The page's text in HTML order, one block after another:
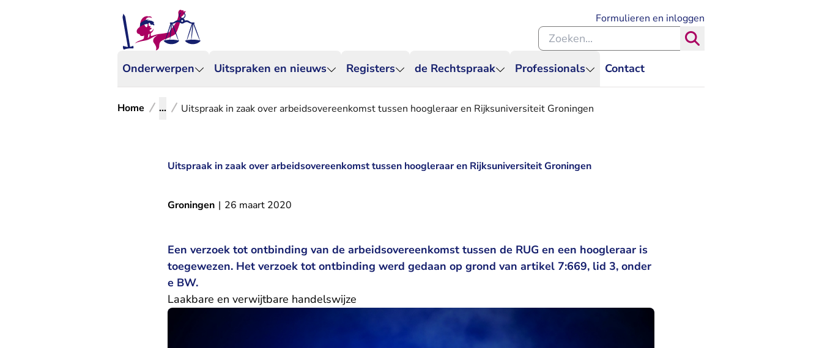
Onderwerpen Uitspraken en nieuws Registers de Rechtspraak Professionals Contact
Formulieren en inloggen
Zoeken binnen de Rechtspraak
Home ... Uitspraak in zaak over arbeidsovereenkomst tussen hoogleraar en Rijksuniversiteit Groningen
Uitspraak in zaak over arbeidsovereenkomst tussen hoogleraar en Rijksuniversiteit Groningen
Groningen | 26 maart 2020
Een verzoek tot ontbinding van de arbeidsovereenkomst tussen de RUG en een hoogleraar is
toegewezen. Het verzoek tot ontbinding werd gedaan op grond van artikel 7:669, lid 3, onder
e BW.
Laakbare en verwijtbare handelswijze